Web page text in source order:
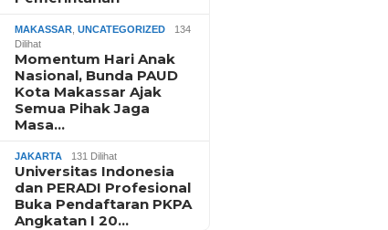
MAKASSAR ,UNCATEGORIZED
134
Dilihat
Momentum Hari Anak
Nasional, Bunda PAUD
Kota Makassar Ajak
Semua Pihak Jaga
Masa…
JAKARTA 131 Dilihat
Universitas Indonesia
dan PERADI Profesional
Buka Pendaftaran PKPA
Angkatan I 20…